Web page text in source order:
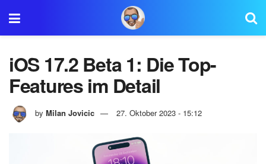
iOS 17.2 Beta 1: Die Top-
Features im Detail
by Milan Jovicic 27. Oktober 2023 - 15:12